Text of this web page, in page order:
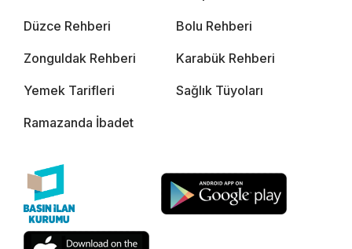
Düzce Rehberi Bolu Rehberi
Zonguldak Rehberi Karabük Rehberi
Yemek Tarifleri Sağlık Tüyoları
Ramazanda İbadet